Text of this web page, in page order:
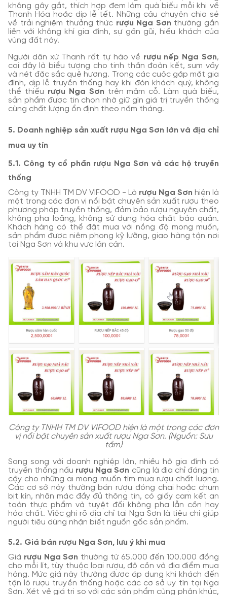
không gây gắt, thích hợp đem làm quà biếu mỗi khi về
Thanh Hóa hoặc dịp lễ tết. Những câu chuyện chia sẻ
về trải nghiệm thưởng thức rượu Nga Sơn thường gắn
liền với không khí gia đình, sự gần gũi, hiếu khách của
vùng đất này.
Người dân xứ Thanh rất tự hào về rượu nếp Nga Sơn,
coi đây là biểu tượng cho tinh thần đoàn kết, sum vầy
và nét đặc sắc quê hương. Trong các cuộc gặp mặt gia
đình, dịp lễ truyền thống hay khi đón khách quý, không
thể thiếu rượu Nga Sơn trên mâm cỗ. Làm quà biếu,
sản phẩm được tin chọn nhờ giữ gìn giá trị truyền thống
cùng chất lượng ổn định theo năm tháng.
5. Doanh nghiệp sản xuất rượu Nga Sơn lớn và địa chỉ
mua uy tín
5.1. Công ty cổ phần rượu Nga Sơn và các hộ truyền
thống
Công ty TNHH TM DV VIFOOD - Lò rượu Nga Sơn hiện là
một trong các đơn vị nổi bật chuyên sản xuất rượu theo
phương pháp truyền thống, đảm bảo rượu nguyên chất,
không pha loãng, không sử dụng hóa chất bảo quản.
Khách hàng có thể đặt mua với nồng độ mong muốn,
sản phẩm được niêm phong kỹ lưỡng, giao hàng tận nơi
tại Nga Sơn và khu vực lân cận.
Công ty TNHH TM DV VIFOOD hiện là một trong các đơn
vị nổi bật chuyên sản xuất rượu Nga Sơn. (Nguồn: Sưu
tầm)
Song song với doanh nghiệp lớn, nhiều hộ gia đình có
truyền thống nấu rượu Nga Sơn cũng là địa chỉ đáng tin
cậy cho những ai mong muốn tìm mua rượu chất lượng.
Các cơ sở này thường bán rượu đóng chai hoặc chum
bịt kín, nhãn mác đầy đủ thông tin, có giấy cam kết an
toàn thực phẩm và tuyệt đối không pha lẫn cồn hay
hóa chất. Việc ghi rõ địa chỉ tại Nga Sơn là tiêu chí giúp
người tiêu dùng nhận biết nguồn gốc sản phẩm.
5.2. Giá bán rượu Nga Sơn, lưu ý khi mua
Giá rượu Nga Sơn thường từ 65.000 đến 100.000 đồng
cho mỗi lít, tùy thuộc loại rượu, độ cồn và địa điểm mua
hàng. Mức giá này thường được áp dụng khi khách đến
tận lò rượu truyền thống hoặc các cơ sở uy tín tại Nga
Sơn. Xét về giá trị so với các sản phẩm cùng phân khúc,